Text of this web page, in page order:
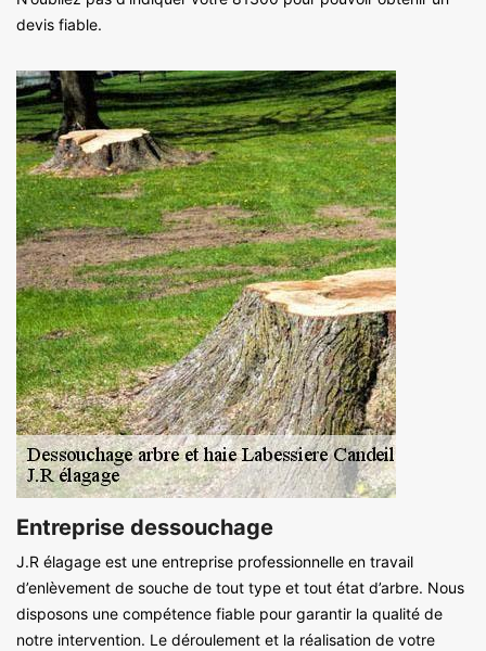
devis fiable.
Entreprise dessouchage
J.R élagage est une entreprise professionnelle en travail
d’enlèvement de souche de tout type et tout état d’arbre. Nous
disposons une compétence fiable pour garantir la qualité de
notre intervention. Le déroulement et la réalisation de votre